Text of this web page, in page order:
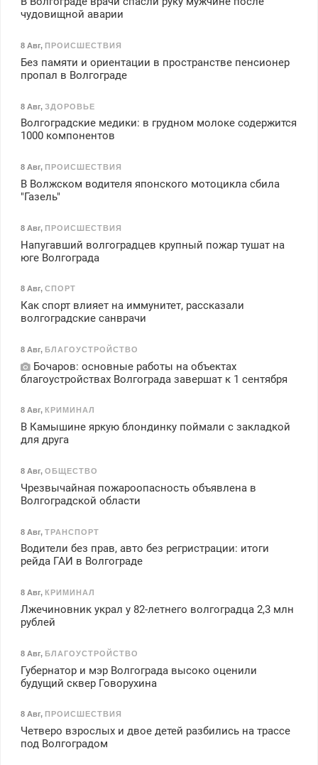
чудовищной аварии
8 Авг, ПРОИСШЕСТВИЯ
Без памяти и ориентации в пространстве пенсионер
пропал в Волгограде
8 Авг, ЗДОРОВЬЕ
Волгоградские медики: в грудном молоке содержится
1000 компонентов
8 Авг, ПРОИСШЕСТВИЯ
В Волжском водителя японского мотоцикла сбила
"Газель"
8 Авг, ПРОИСШЕСТВИЯ
Напугавший волгоградцев крупный пожар тушат на
юге Волгограда
8 Авг, СПОРТ
Как спорт влияет на иммунитет, рассказали
волгоградские санврачи
8 Авг, БЛАГОУСТРОЙСТВО
Бочаров: основные работы на объектах
благоустройствах Волгограда завершат к 1 сентября
8 Авг, КРИМИНАЛ
В Камышине яркую блондинку поймали с закладкой
для друга
8 Авг, ОБЩЕСТВО
Чрезвычайная пожароопасность объявлена в
Волгоградской области
8 Авг, ТРАНСПОРТ
Водители без прав, авто без регристрации: итоги
рейда ГАИ в Волгограде
8 Авг, КРИМИНАЛ
Лжечиновник украл у 82-летнего волгоградца 2,3 млн
рублей
8 Авг, БЛАГОУСТРОЙСТВО
Губернатор и мэр Волгограда высоко оценили
будущий сквер Говорухина
8 Авг, ПРОИСШЕСТВИЯ
Четверо взрослых и двое детей разбились на трассе
под Волгоградом